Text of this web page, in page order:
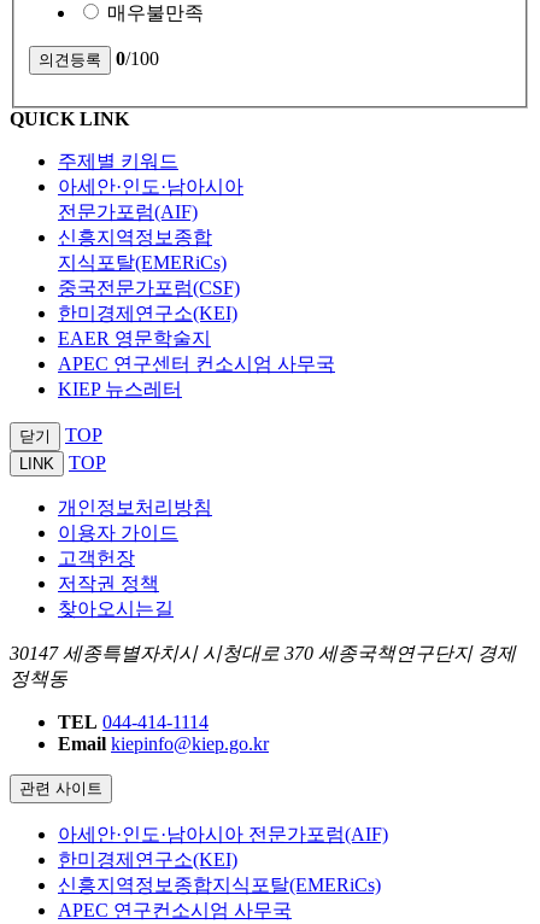
매우불만족
0/100
QUICK LINK
주제별 키워드
아세안·인도·남아시아
전문가포럼(AIF)
신흥지역정보종합
지식포탈(EMERiCs)
중국전문가포럼(CSF)
한미경제연구소(KEI)
EAER 영문학술지
APEC 연구센터 컨소시엄 사무국
KIEP 뉴스레터
닫기 TOP
LINK TOP
개인정보처리방침
이용자 가이드
고객헌장
저작권 정책
찾아오시는길
30147 세종특별자치시 시청대로 370 세종국책연구단지 경제
정책동
TEL 044-414-1114
Email kiepinfo@kiep.go.kr
관련 사이트
아세안·인도·남아시아 전문가포럼(AIF)
한미경제연구소(KEI)
신흥지역정보종합지식포탈(EMERiCs)
APEC 연구컨소시엄 사무국